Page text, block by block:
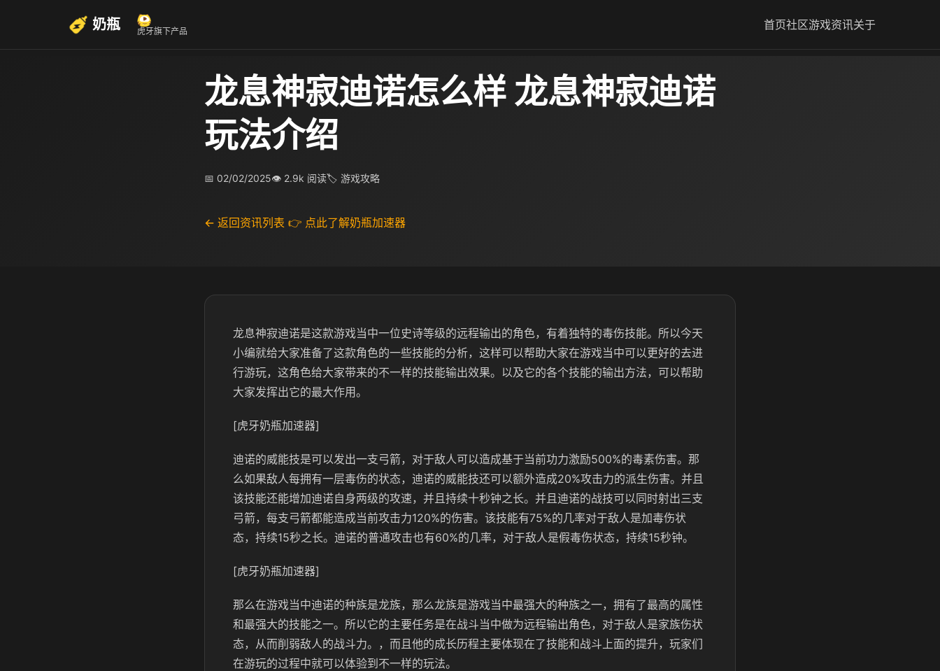
奶瓶 虎牙旗下产品 首页社区游戏资讯关于
龙息神寂迪诺怎么样 龙息神寂迪诺
玩法介绍
📅 02/02/2025👁 2.9k 阅读🏷 游戏攻略
← 返回资讯列表 👉 点此了解奶瓶加速器
龙息神寂迪诺是这款游戏当中一位史诗等级的远程输出的角色，有着独特的毒伤技能。所以今天
小编就给大家准备了这款角色的一些技能的分析，这样可以帮助大家在游戏当中可以更好的去进
行游玩，这角色给大家带来的不一样的技能输出效果。以及它的各个技能的输出方法，可以帮助
大家发挥出它的最大作用。
[虎牙奶瓶加速器]
迪诺的威能技是可以发出一支弓箭，对于敌人可以造成基于当前功力激励500%的毒素伤害。那
么如果敌人每拥有一层毒伤的状态，迪诺的威能技还可以额外造成20%攻击力的派生伤害。并且
该技能还能增加迪诺自身两级的攻速，并且持续十秒钟之长。并且迪诺的战技可以同时射出三支
弓箭，每支弓箭都能造成当前攻击力120%的伤害。该技能有75%的几率对于敌人是加毒伤状
态，持续15秒之长。迪诺的普通攻击也有60%的几率，对于敌人是假毒伤状态，持续15秒钟。
[虎牙奶瓶加速器]
那么在游戏当中迪诺的种族是龙族，那么龙族是游戏当中最强大的种族之一，拥有了最高的属性
和最强大的技能之一。所以它的主要任务是在战斗当中做为远程输出角色，对于敌人是家族伤状
态，从而削弱敌人的战斗力。，而且他的成长历程主要体现在了技能和战斗上面的提升，玩家们
在游玩的过程中就可以体验到不一样的玩法。